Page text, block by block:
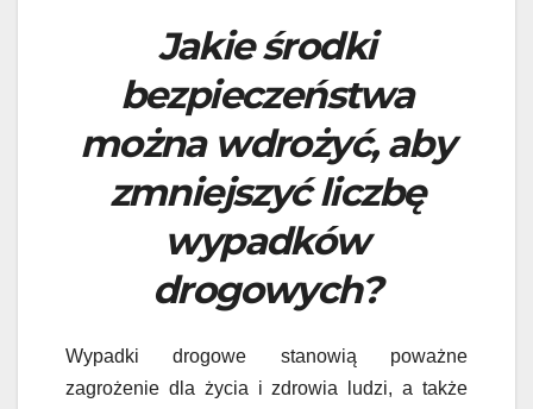
Jakie środki
bezpieczeństwa
można wdrożyć, aby
zmniejszyć liczbę
wypadków
drogowych?
Wypadki drogowe stanowią poważne
zagrożenie dla życia i zdrowia ludzi, a także